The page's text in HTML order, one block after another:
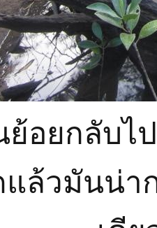
ย้อยกลับไ
ล้วมันน่า